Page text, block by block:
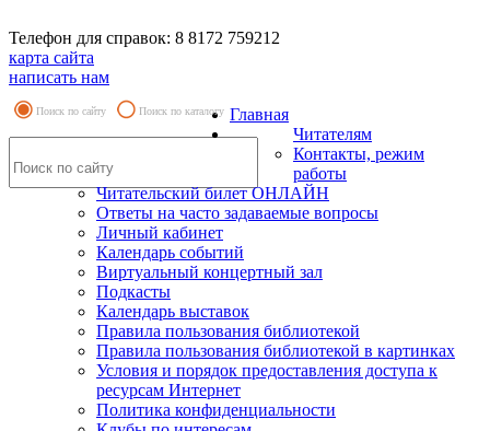
Телефон для справок: 8 8172 759212
карта сайта
написать нам
Поиск по сайту Поиск по каталогу Главная
Читателям
Контакты, режим
работы
Читательский билет ОНЛАЙН
Ответы на часто задаваемые вопросы
Личный кабинет
Календарь событий
Виртуальный концертный зал
Подкасты
Календарь выставок
Правила пользования библиотекой
Правила пользования библиотекой в картинках
Условия и порядок предоставления доступа к
ресурсам Интернет
Политика конфиденциальности